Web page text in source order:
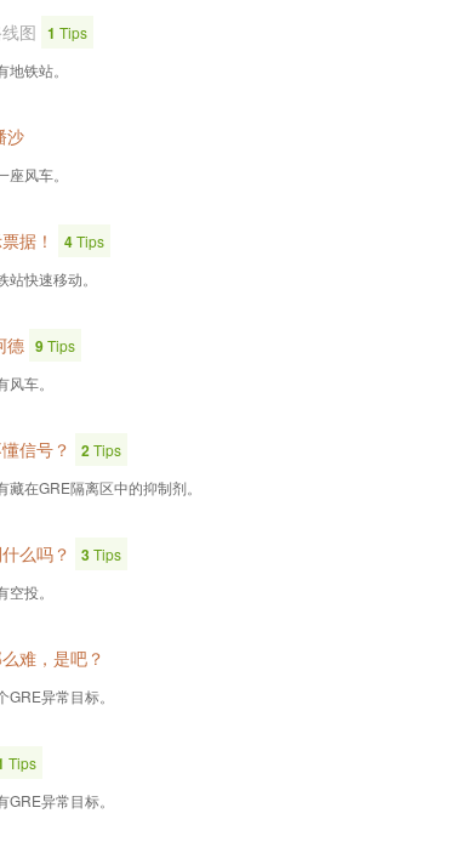
图 1 Tips
地铁站。
沙
座风车。
据！ 4Tips
站快速移动。
德 9Tips
风车。
信号？ 2Tips
藏在GRE隔离区中的抑制剂。
么吗？ 3Tips
投。
难，是吧？
GRE异常目标。
Tips
GRE异常目标。